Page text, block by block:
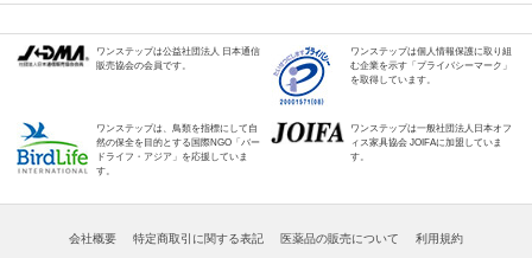
ワンステップは公益社団法人 日本通信
販売協会の会員です。
ワンステップは個人情報保護に取り組
む企業を示す「プライバシーマーク」
を取得しています。
ワンステップは、鳥類を指標にして自
然の保全を目的とする国際NGO「バー
ドライフ・アジア」を応援していま
す。
ワンステップは一般社団法人日本オフ
ィス家具協会 JOIFAに加盟していま
す。
会社概要 特定商取引に関する表記 医薬品の販売について 利用規約